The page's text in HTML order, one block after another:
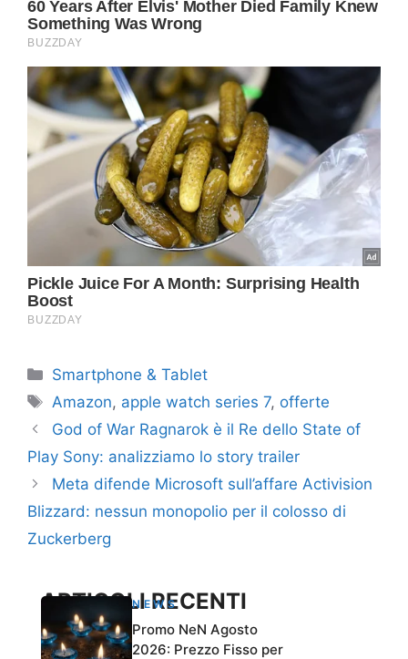
Categorie
Smartphone & Tablet
Tag
Amazon, apple watch series 7, offerte
God of War Ragnarok è il Re dello State of
Play Sony: analizziamo lo story trailer
Meta difende Microsoft sull’affare Activision
Blizzard: nessun monopolio per il colosso di
Zuckerberg
ARTICOLI RECENTI
NEWS
Promo NeN Agosto
2026: Prezzo Fisso per